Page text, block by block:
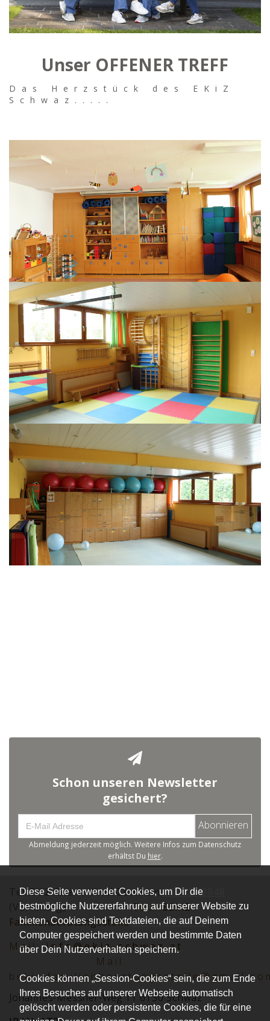
Diese Seite verwendet Cookies, um Dir die
bestmögliche Nutzererfahrung auf unserer Website zu
bieten. Cookies sind Textdateien, die auf Deinem
Computer gespeichert werden und bestimmte Daten
über Dein Nutzerverhalten speichern.
Cookies können „Session-Cookies“ sein, die zum Ende
Ihres Besuches auf unserer Webseite automatisch
gelöscht werden oder persistente Cookies, die für eine
Unser OFFENER TREFF
Das Herzstück des EKiZ
Schwaz.....
Schon unseren Newsletter
gesichert?
Abonnieren
Abmeldung jederzeit möglich. Weitere Infos zum Datenschutz
erhältst Du hier.
Tel.:EKiZ Eltern -Kind-Zentrum 05242 72848
(Vormittag)Tel.:BEKiZ
Familienberatungsstelle0677 62152012
Mail: info@ekiz-schwaz.at
Mail:
Johannes-Messner-Weg 11 6130 Schwaz